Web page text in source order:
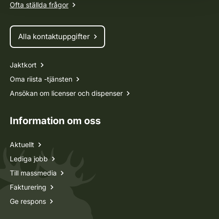
Ofta ställda frågor
Alla kontaktuppgifter
Jaktkort
Oma riista -tjänsten
Ansökan om licenser och dispenser
Information om oss
Aktuellt
Lediga jobb
Till massmedia
Fakturering
Ge respons